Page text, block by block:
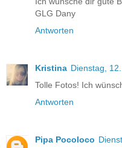
GLG Dany
Antworten
Kristina Dienstag,
Tolle Fotos! Ich
Antworten
Pipa Pocoloco